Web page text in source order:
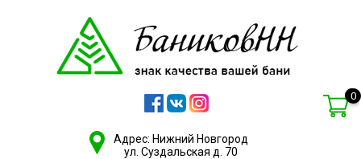
Адрес: Нижний Новгород
ул. Суздальская д. 70
0